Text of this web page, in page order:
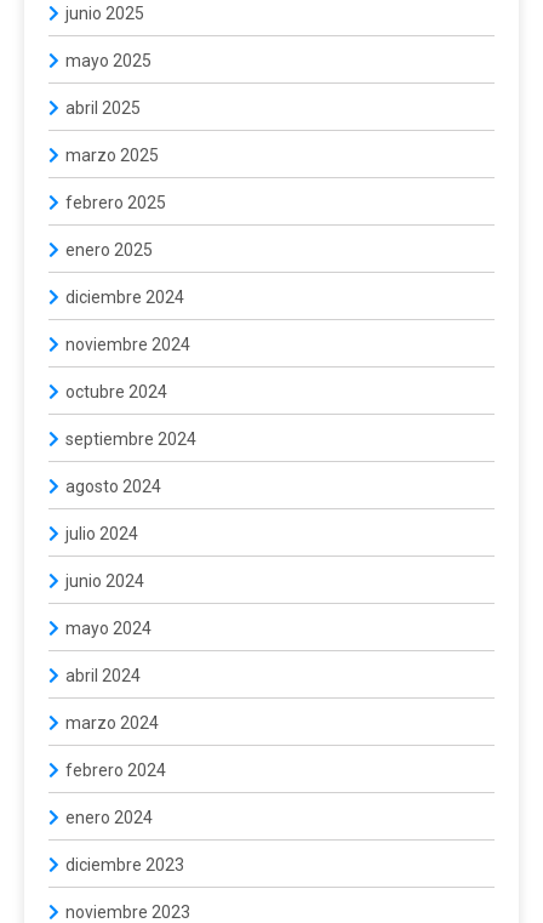
junio 2025
mayo 2025
abril 2025
marzo 2025
febrero 2025
enero 2025
diciembre 2024
noviembre 2024
octubre 2024
septiembre 2024
agosto 2024
julio 2024
junio 2024
mayo 2024
abril 2024
marzo 2024
febrero 2024
enero 2024
diciembre 2023
noviembre 2023